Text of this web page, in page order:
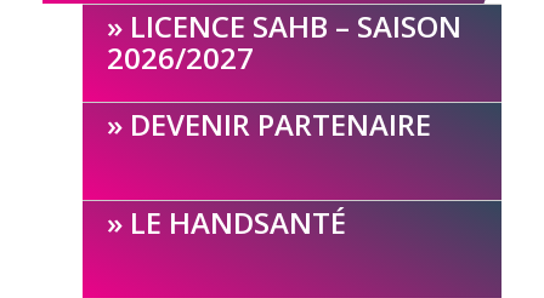
LICENCE SAHB – SAISON
2026/2027
DEVENIR PARTENAIRE
LE HANDSANTÉ